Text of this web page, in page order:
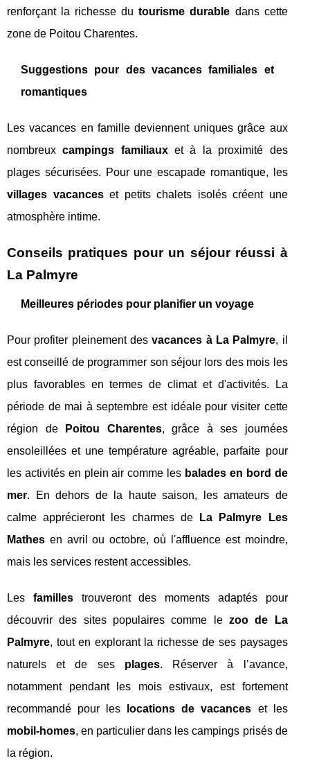
renforçant la richesse dutourisme durable dans cette
zone de Poitou Charentes.
Suggestions pour des vacances familiales et
romantiques
Les vacances en famille deviennent uniques grâce aux
nombreuxcampings familiauxet à la proximité des
plages sécurisées. Pour une escapade romantique, les
villages vacanceset petits chalets isolés créent une
atmosphère intime.
Conseils pratiques pour un séjour réussi à
La Palmyre
Meilleures périodes pour planifier un voyage
Pour profiter pleinement desvacances à La Palmyre, il
est conseillé de programmer son séjour lors des mois les
plus favorables en termes de climat et d'activités. La
période de mai à septembre est idéale pour visiter cette
région de
Poitou Charentes, grâce à ses journées
ensoleillées et une température agréable, parfaite pour
les activités en plein air comme les balades en bord de
mer. En dehors de la haute saison, les amateurs de
calme apprécieront les charmes de
La Palmyre Les
Mathes en avril ou octobre, où l'affluence est moindre,
mais les services restent accessibles.
Les famillestrouveront des moments adaptés pour
découvrir des sites populaires comme le zoo de La
Palmyre, tout en explorant la richesse de ses paysages
naturels et de ses plages. Réserver à l’avance,
notamment pendant les mois estivaux, est fortement
recommandé pour les
locations de vacances et les
mobil-homes, en particulier dans les campings prisés de
la région.